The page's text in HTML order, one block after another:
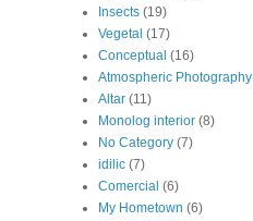
Insects (19)
Vegetal (17)
Conceptual (16)
Atmospheric Photography
Altar (11)
Monolog interior (8)
No Category (7)
idilic (7)
Comercial (6)
My Hometown (6)